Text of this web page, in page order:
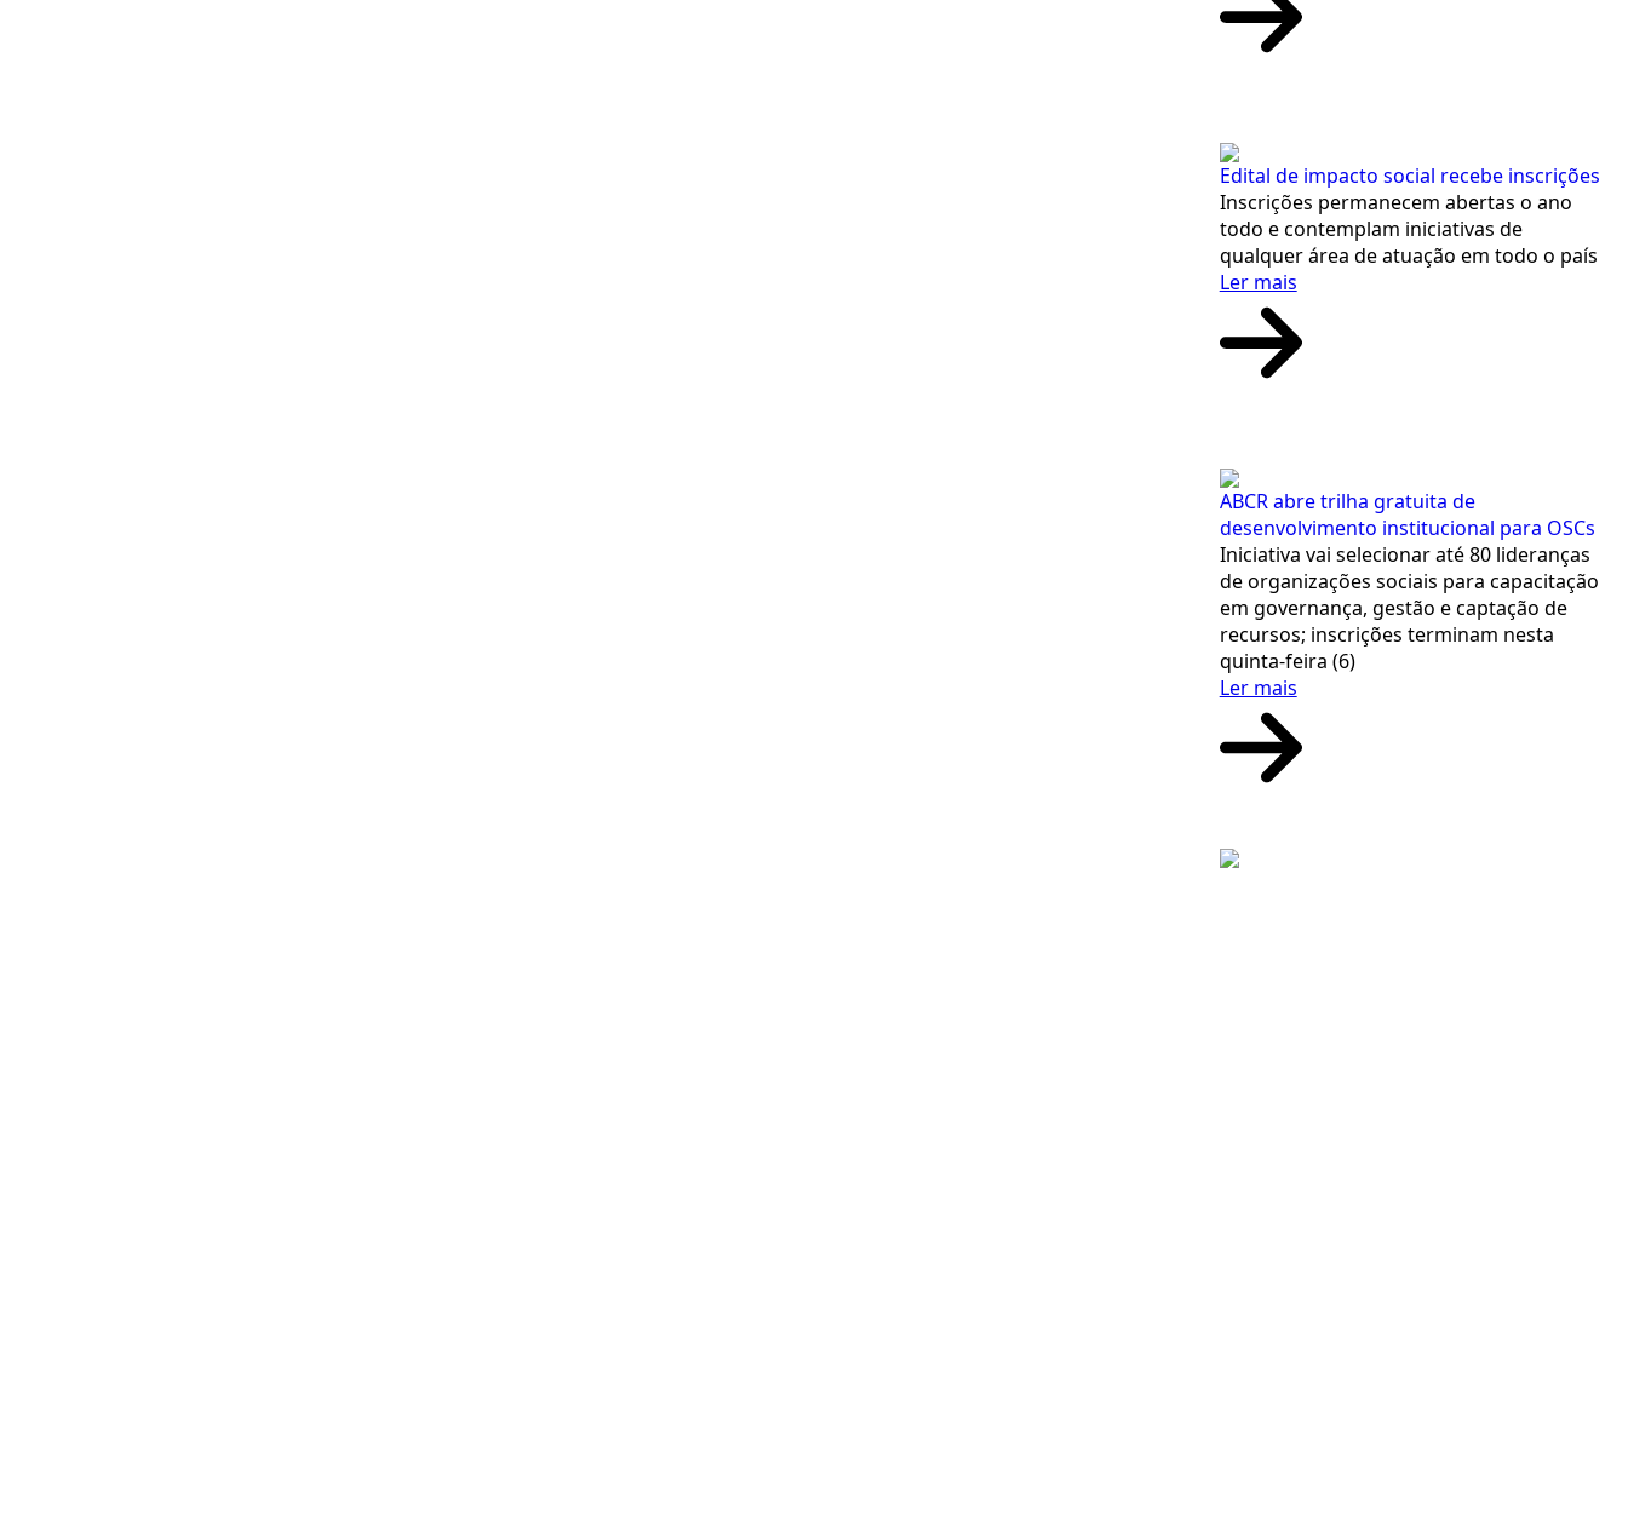
Edital de impacto social recebe inscrições
Inscrições permanecem abertas o ano
todo e contemplam iniciativas de
qualquer área de atuação em todo o país
Ler mais
ABCR abre trilha gratuita de
desenvolvimento institucional para OSCs
Iniciativa vai selecionar até 80 lideranças
de organizações sociais para capacitação
em governança, gestão e captação de
recursos; inscrições terminam nesta
quinta-feira (6)
Ler mais